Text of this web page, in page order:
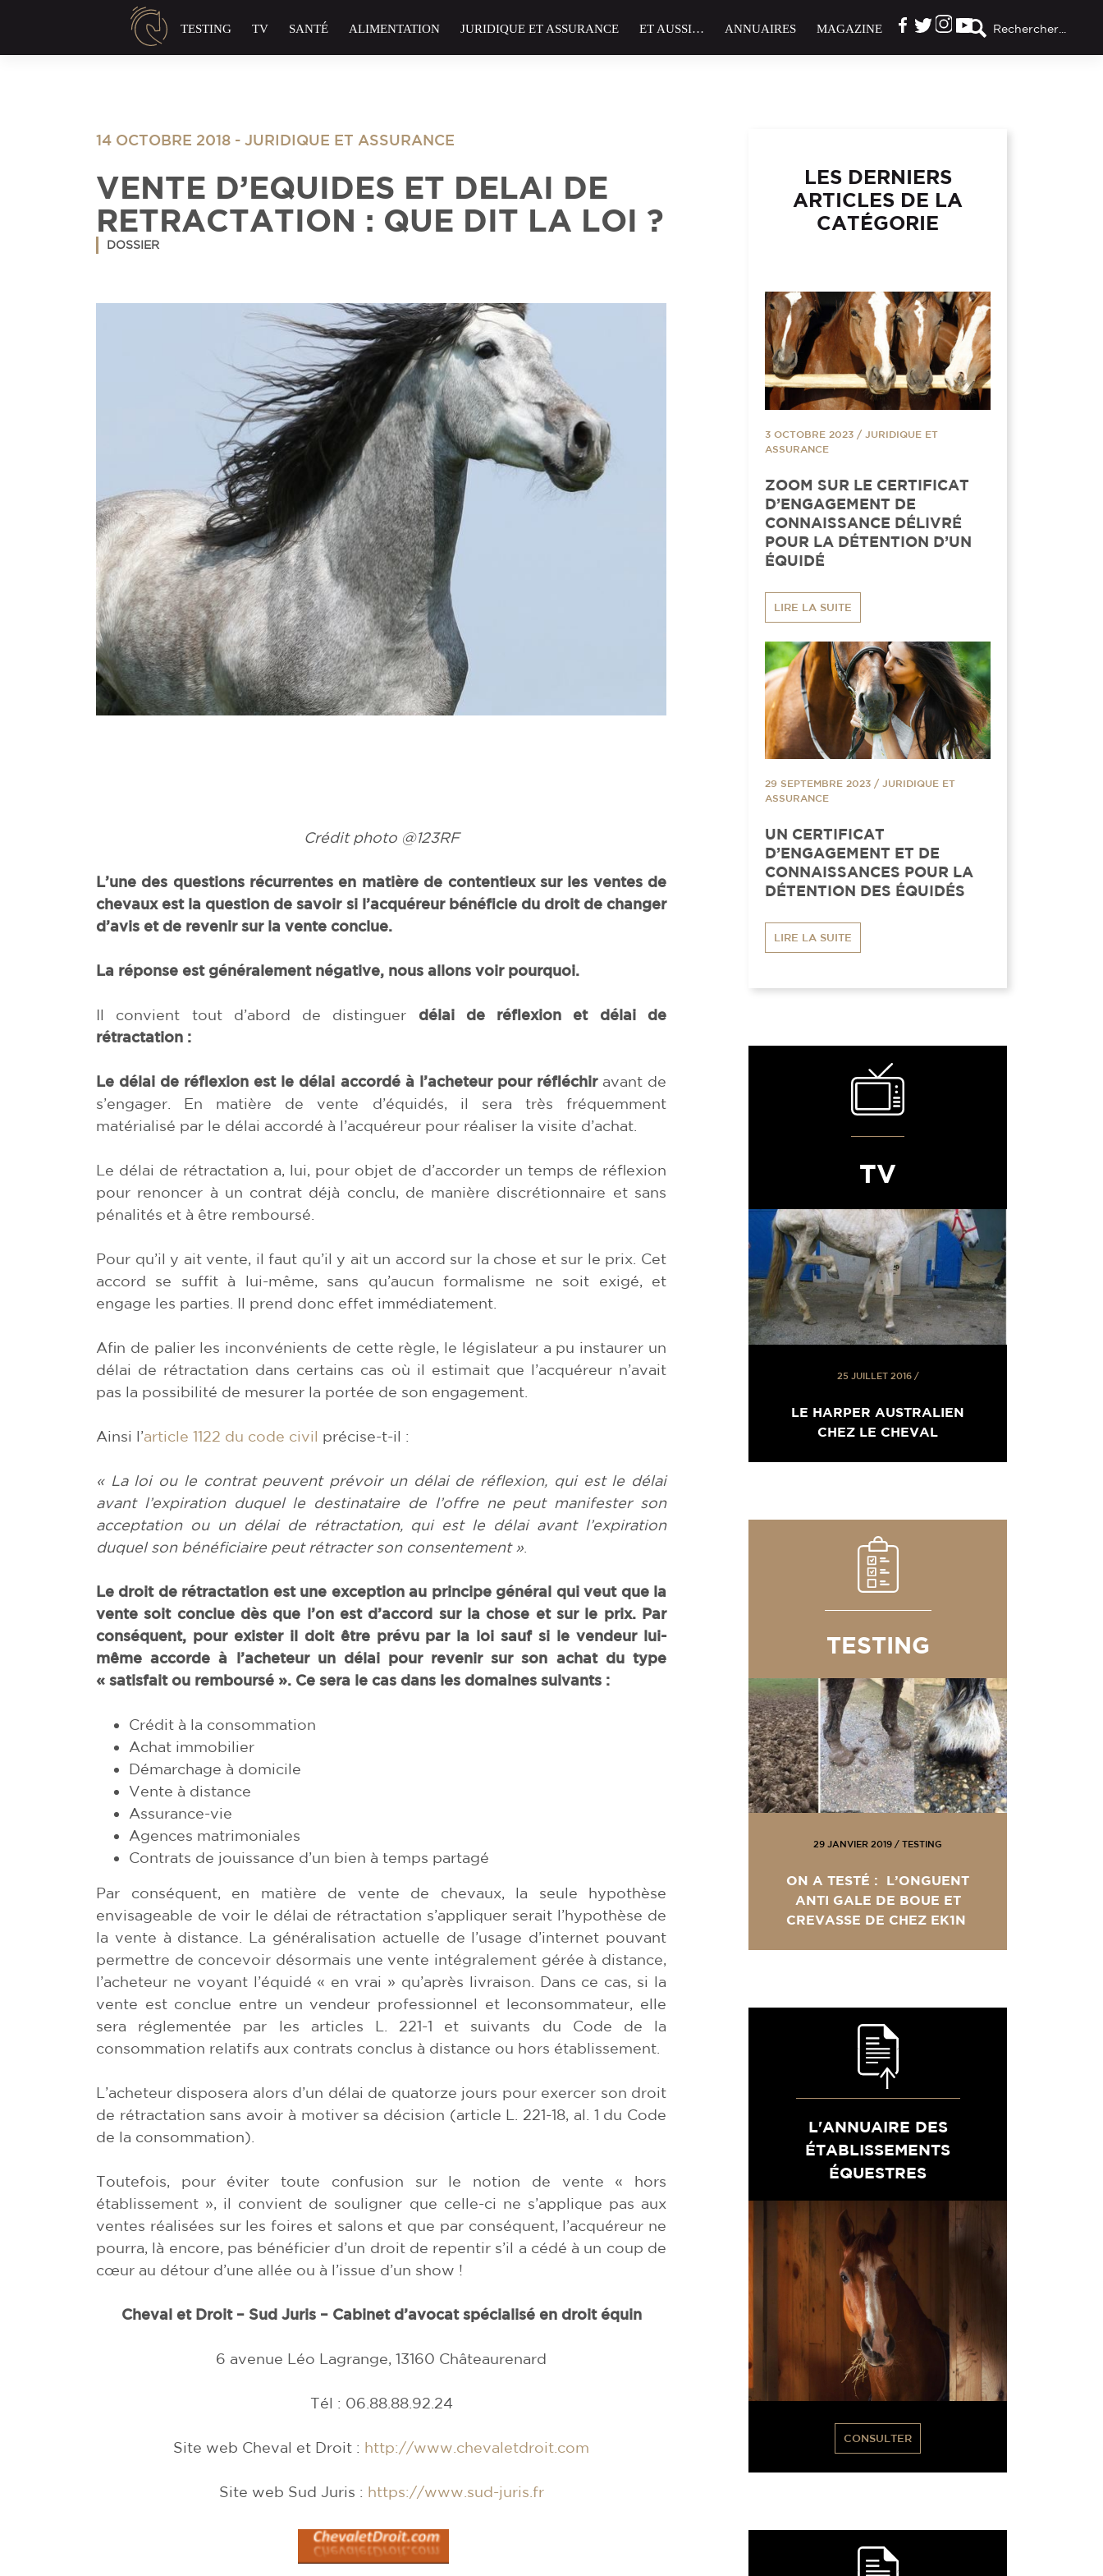
Rechercher...
TESTING TV SANTÉ ALIMENTATION JURIDIQUE ET ASSURANCE ET AUSSI… ANNUAIRES MAGAZINE
14 OCTOBRE 2018 - JURIDIQUE ET ASSURANCE
VENTE D’EQUIDES ET DELAI DE
RETRACTATION : QUE DIT LA LOI ?
DOSSIER
Crédit photo @123RF
L’une des questions récurrentes en matière de contentieux sur les ventes de
chevaux est la question de savoir si l’acquéreur bénéficie du droit de changer
d’avis et de revenir sur la vente conclue.
La réponse est généralement négative, nous allons voir pourquoi.
Il convient tout d’abord de distinguer délai de réflexion et délai de
rétractation :
Le délai de réflexion est le délai accordé à l’acheteur pour réfléchiravant de
s’engager. En matière de vente d’équidés, il sera très fréquemment
matérialisé par le délai accordé à l’acquéreur pour réaliser la visite d’achat.
Le délai de rétractation a, lui, pour objet de d’accorder un temps de réflexion
pour renoncer à un contrat déjà conclu, de manière discrétionnaire et sans
pénalités et à être remboursé.
Pour qu’il y ait vente, il faut qu’il y ait un accord sur la chose et sur le prix. Cet
accord se suffit à lui-même, sans qu’aucun formalisme ne soit exigé, et
engage les parties. Il prend donc effet immédiatement.
Afin de palier les inconvénients de cette règle, le législateur a pu instaurer un
délai de rétractation dans certains cas où il estimait que l’acquéreur n’avait
pas la possibilité de mesurer la portée de son engagement.
Ainsi l’article 1122 du code civil précise-t-il :
« La loi ou le contrat peuvent prévoir un délai de réflexion, qui est le délai
avant l’expiration duquel le destinataire de l’offre ne peut manifester son
acceptation ou un délai de rétractation, qui est le délai avant l’expiration
duquel son bénéficiaire peut rétracter son consentement »
Le droit de rétractation est une exception au principe général qui veut que la
vente soit conclue dès que l’on est d’accord sur la chose et sur le prix. Par
conséquent, pour exister il doit être prévu par la loi sauf si le vendeur lui-
même accorde à l’acheteur un délai pour revenir sur son achat du type
« satisfait ou remboursé ». Ce sera le cas dans les domaines suivants :
Crédit à la consommation
Achat immobilier
Démarchage à domicile
Vente à distance
Assurance-vie
Agences matrimoniales
Contrats de jouissance d’un bien à temps partagé
Par conséquent, en matière de vente de chevaux, la seule hypothèse
envisageable de voir le délai de rétractation s’appliquer serait l’hypothèse de
la vente à distance. La généralisation actuelle de l’usage d’internet pouvant
permettre de concevoir désormais une vente intégralement gérée à distance,
l’acheteur ne voyant l’équidé « en vrai » qu’après livraison. Dans ce cas, si la
vente est conclue entre un vendeur professionnel et leconsommateur, elle
sera réglementée par les articles L. 221-1 et suivants du Code de la
consommation relatifs aux contrats conclus à distance ou hors établissement.
L’acheteur disposera alors d’un délai de quatorze jours pour exercer son droit
de rétractation sans avoir à motiver sa décision (article L. 221-18, al. 1 du Code
de la consommation).
Toutefois, pour éviter toute confusion sur le notion de vente « hors
établissement », il convient de souligner que celle-ci ne s’applique pas aux
ventes réalisées sur les foires et salons et que par conséquent, l’acquéreur ne
pourra, là encore, pas bénéficier d’un droit de repentir s’il a cédé à un coup de
cœur au détour d’une allée ou à l’issue d’un show !
Cheval et Droit – Sud Juris – Cabinet d’avocat spécialisé en droit équin
6 avenue Léo Lagrange, 13160 Châteaurenard
Tél : 06.88.88.92.24
Site web Cheval et Droit : http://www.chevaletdroit.com
Site web Sud Juris : https://www.sud-juris.fr
LES DERNIERS
ARTICLES DE LA
CATÉGORIE
3 OCTOBRE 2023 / JURIDIQUE ET
ASSURANCE
ZOOM SUR LE CERTIFICAT
D’ENGAGEMENT DE
CONNAISSANCE DÉLIVRÉ
POUR LA DÉTENTION D’UN
ÉQUIDÉ
LIRE LA SUITE
29 SEPTEMBRE 2023 / JURIDIQUE ET
ASSURANCE
UN CERTIFICAT
D’ENGAGEMENT ET DE
CONNAISSANCES POUR LA
DÉTENTION DES ÉQUIDÉS
LIRE LA SUITE
TV
25 JUILLET 2016/
LE HARPER AUSTRALIEN
CHEZ LE CHEVAL
TESTING
29 JANVIER 2019 / TESTING
ON A TESTÉ : L’ONGUENT
ANTI GALE DE BOUE ET
CREVASSE DE CHEZ EK1N
L'ANNUAIRE DES
ÉTABLISSEMENTS
ÉQUESTRES
CONSULTER
Panneau de gestion des cookies